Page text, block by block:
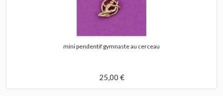
mini pendentif gymnaste au cerceau
25,00 €